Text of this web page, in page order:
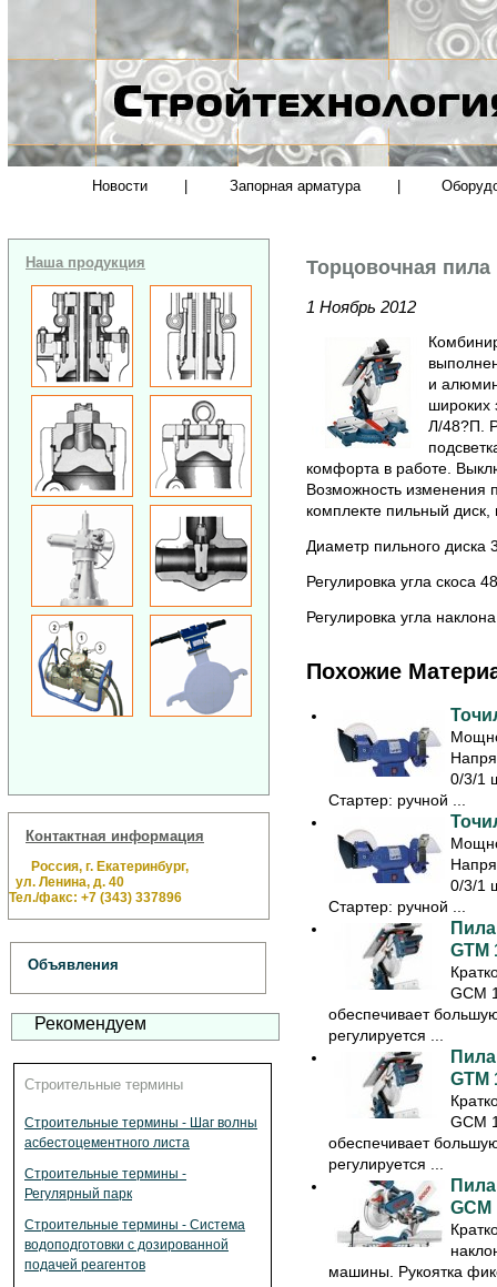
Новости Запорная арматура
Наша продукция
Контактная информация
Россия, г. Екатеринбург,
ул. Ленина, д. 40
Тел./факс: +7 (343) 337896
Объявления
Рекомендуем
Строительные термины
Строительные термины - Шаг волны
асбестоцементного листа
Строительные термины -
Регулярный парк
Строительные термины - Система
водоподготовки с дозированной
подачей реагентов
Торцовочная пила
1 Ноябрь 2012
и
широких
Л/48?П.
комфорта в работе.
Возможность изменения
комплекте пильный
Диаметр пильного диска
Регулировка угла скоса
Регулировка угла
Похожие
0/3/1
Стартер: ручной ...
0/3/1
Стартер: ручной ...
GTM
GCM
обеспечивает
регулируется ...
GTM
GCM
обеспечивает
регулируется ...
GCM
машины. Рукоятка